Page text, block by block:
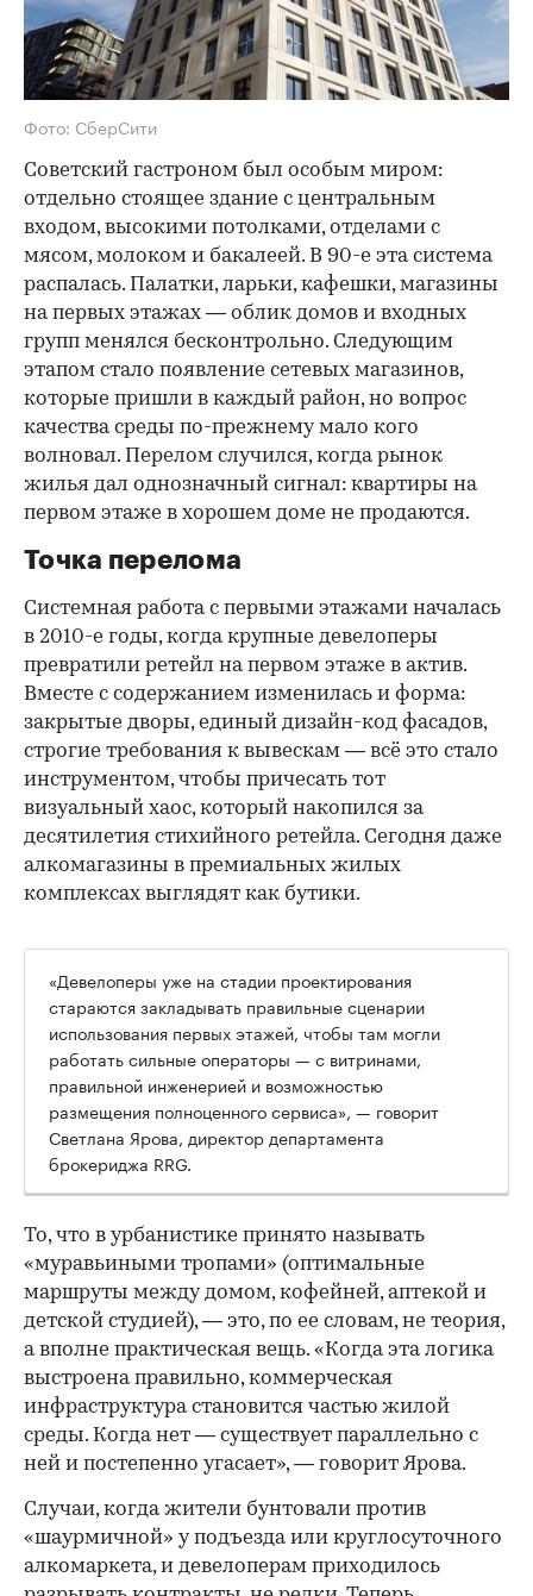
Фото: СберСити
Советский гастроном был особым миром:
отдельно стоящее здание с центральным
входом, высокими потолками, отделами с
мясом, молоком и бакалеей. В 90-е эта система
распалась. Палатки, ларьки, кафешки, магазины
на первых этажах — облик домов и входных
групп менялся бесконтрольно. Следующим
этапом стало появление сетевых магазинов,
которые пришли в каждый район, но вопрос
качества среды по-прежнему мало кого
волновал. Перелом случился, когда рынок
жилья дал однозначный сигнал: квартиры на
первом этаже в хорошем доме не продаются.
Точка перелома
Системная работа с первыми этажами началась
в 2010-е годы, когда крупные девелоперы
превратили ретейл на первом этаже в актив.
Вместе с содержанием изменилась и форма:
закрытые дворы, единый дизайн-код фасадов,
строгие требования к вывескам — всё это стало
инструментом, чтобы причесать тот
визуальный хаос, который накопился за
десятилетия стихийного ретейла. Сегодня даже
алкомагазины в премиальных жилых
комплексах выглядят как бутики.
00:00
«Девелоперы уже на стадии проектирования
стараются закладывать правильные сценарии
использования первых этажей, чтобы там могли
работать сильные операторы — с витринами,
правильной инженерией и возможностью
размещения полноценного сервиса», — говорит
Светлана Ярова, директор департамента
брокериджа RRG.
То, что в урбанистике принято называть
«муравьиными тропами» (оптимальные
маршруты между домом, кофейней, аптекой и
детской студией), — это, по ее словам, не теория,
а вполне практическая вещь. «Когда эта логика
выстроена правильно, коммерческая
инфраструктура становится частью жилой
среды. Когда нет — существует параллельно с
ней и постепенно угасает», — говорит Ярова.
Случаи, когда жители бунтовали против
«шаурмичной» у подъезда или круглосуточного
алкомаркета, и девелоперам приходилось